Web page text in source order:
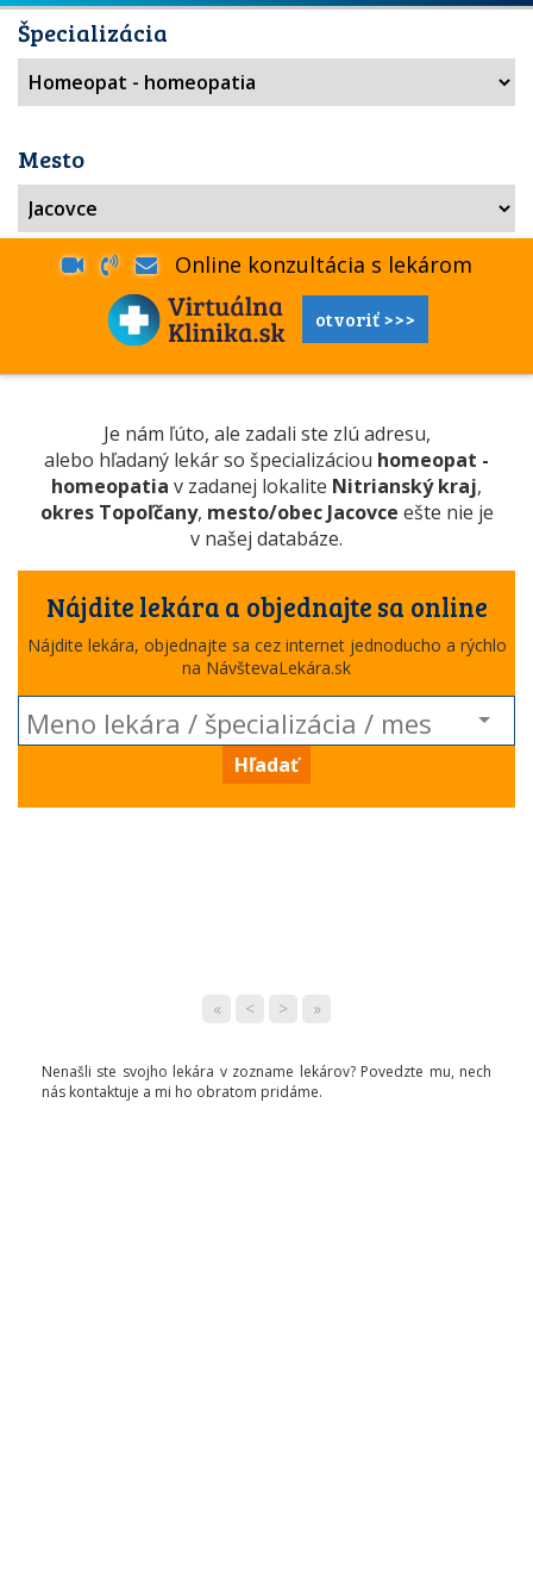
Špecializácia
Mesto
Online konzultácia s lekárom
otvoriť >>>
Je nám ľúto, ale zadali ste zlú adresu,
alebo hľadaný lekár so špecializáciou homeopat -
homeopatia v zadanej lokalite Nitrianský kraj,
okres Topoľčany, mesto/obec Jacovce ešte nie je
v našej databáze.
Nájdite lekára a objednajte sa online
Nájdite lekára, objednajte sa cez internet jednoducho a rýchlo
na NávštevaLekára.sk
Hľadať
« < > »
Nenašli ste svojho lekára v zozname lekárov? Povedzte mu, nech
nás kontaktuje a mi ho obratom pridáme.